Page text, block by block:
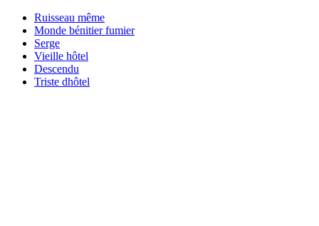
Ruisseau même
Monde bénitier fumier
Serge
Vieille hôtel
Descendu
Triste dhôtel